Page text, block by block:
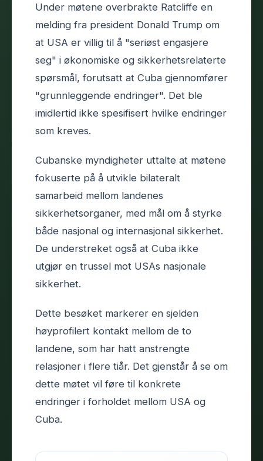
Under møtene overbrakte Ratcliffe en
melding fra president Donald Trump om
at USA er villig til å "seriøst engasjere
seg" i økonomiske og sikkerhetsrelaterte
spørsmål, forutsatt at Cuba gjennomfører
"grunnleggende endringer". Det ble
imidlertid ikke spesifisert hvilke endringer
som kreves.
Cubanske myndigheter uttalte at møtene
fokuserte på å utvikle bilateralt
samarbeid mellom landenes
sikkerhetsorganer, med mål om å styrke
både nasjonal og internasjonal sikkerhet.
De understreket også at Cuba ikke
utgjør en trussel mot USAs nasjonale
sikkerhet.
Dette besøket markerer en sjelden
høyprofilert kontakt mellom de to
landene, som har hatt anstrengte
relasjoner i flere tiår. Det gjenstår å se om
dette møtet vil føre til konkrete
endringer i forholdet mellom USA og
Cuba.